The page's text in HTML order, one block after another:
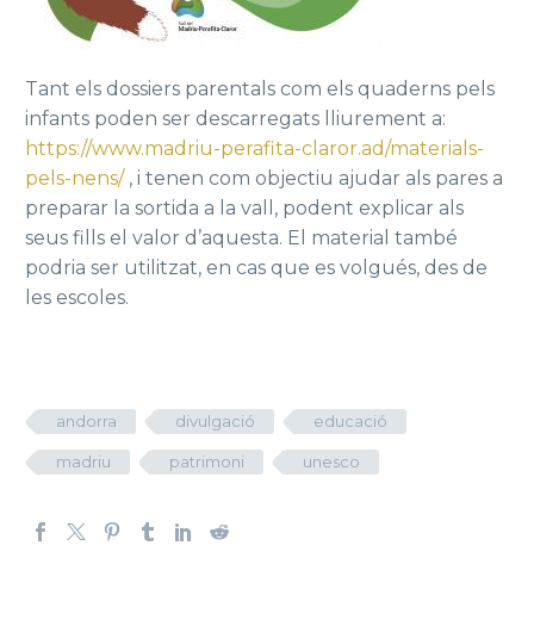
Tant els dossiers parentals com els quaderns pels
infants poden ser descarregats lliurement a:
https://www.madriu-perafita-claror.ad/materials-
pels-nens/ , i tenen com objectiu ajudar als pares a
preparar la sortida a la vall, podent explicar als
seus fills el valor d’aquesta. El material també
podria ser utilitzat, en cas que es volgués, des de
les escoles.
andorra divulgació educació
madriu patrimoni unesco